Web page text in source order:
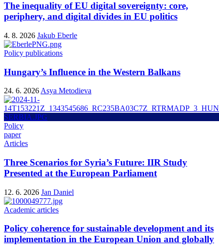
The inequality of EU digital sovereignty: core,
periphery, and digital divides in EU politics
4. 8. 2026 Jakub Eberle
Policy publications
Hungary’s Influence in the Western Balkans
24. 6. 2026 Asya Metodieva
Policy
paper
Articles
Three Scenarios for Syria’s Future: IIR Study
Presented at the European Parliament
12. 6. 2026 Jan Daniel
Academic articles
Policy coherence for sustainable development and its
implementation in the European Union and globally